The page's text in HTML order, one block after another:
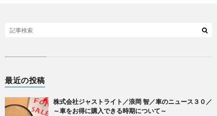
最近の投稿
株式会社ジャストライト／浪岡 智／車のニュース３０／
～車をお得に購入できる時期について～